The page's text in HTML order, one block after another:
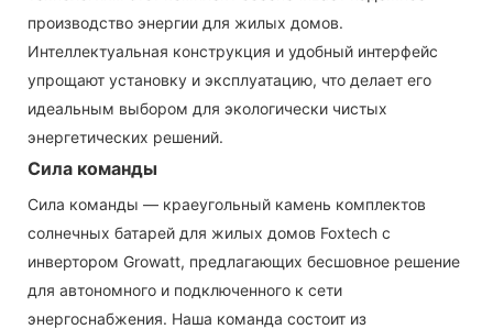
производство энергии для жилых домов.
Интеллектуальная конструкция и удобный интерфейс
упрощают установку и эксплуатацию, что делает его
идеальным выбором для экологически чистых
энергетических решений.
Сила команды
Сила команды — краеугольный камень комплектов
солнечных батарей для жилых домов Foxtech с
инвертором Growatt, предлагающих бесшовное решение
для автономного и подключенного к сети
энергоснабжения. Наша команда состоит из